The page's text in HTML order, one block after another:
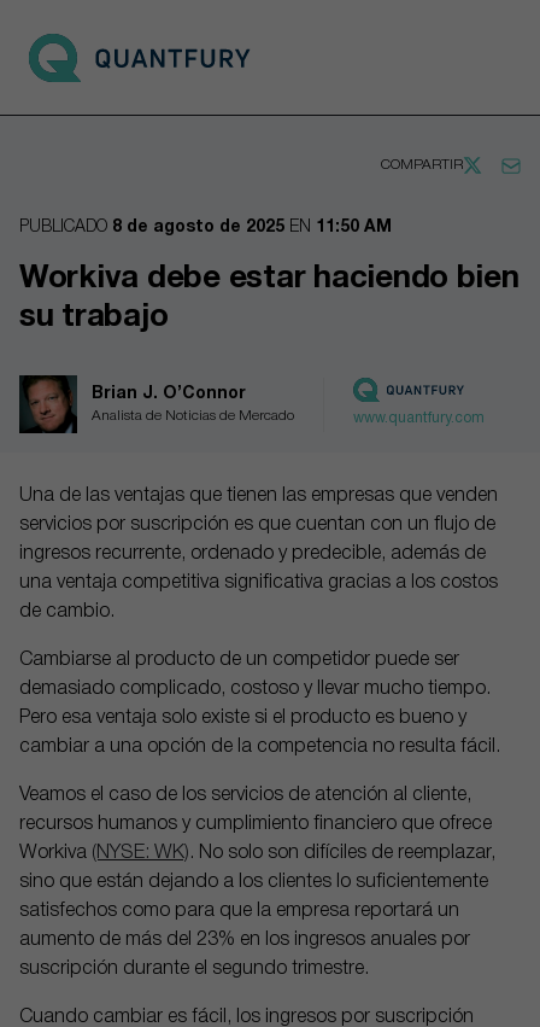
Go to main page
COMPARTIR
PUBLICADO 8 de agosto de 2025 EN 11:50 AM
Workiva debe estar haciendo bien
su trabajo
Brian J. O’Connor
Analista de Noticias de Mercado www.quantfury.com
Una de las ventajas que tienen las empresas que venden
servicios por suscripción es que cuentan con un flujo de
ingresos recurrente, ordenado y predecible, además de
una ventaja competitiva significativa gracias a los costos
de cambio.
Cambiarse al producto de un competidor puede ser
demasiado complicado, costoso y llevar mucho tiempo.
Pero esa ventaja solo existe si el producto es bueno y
cambiar a una opción de la competencia no resulta fácil.
Veamos el caso de los servicios de atención al cliente,
recursos humanos y cumplimiento financiero que ofrece
Workiva (NYSE: WK) . No solo son difíciles de reemplazar,
sino que están dejando a los clientes lo suficientemente
satisfechos como para que la empresa reportará un
aumento de más del 23% en los ingresos anuales por
suscripción durante el segundo trimestre.
Cuando cambiar es fácil, los ingresos por suscripción